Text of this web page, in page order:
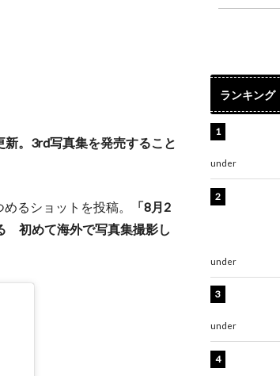
。3rd写真集を発売すること
るショットを投稿。
「8月2
初めて海外で写真集撮影し
ランキング
under
under
under